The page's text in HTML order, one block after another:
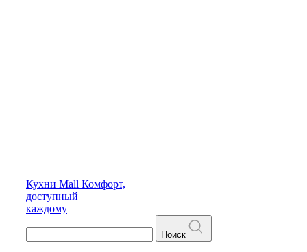
Кухни Mall Комфорт,
доступный
каждому
Поиск